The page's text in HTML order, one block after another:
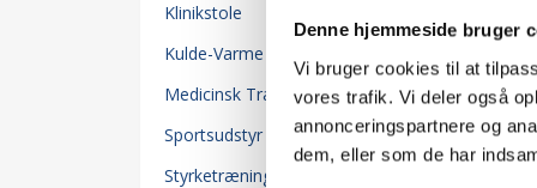
Denne hjemmeside bruger
Vi bruger cookies til at
vores trafik. Vi deler også
annonceringspartnere og
dem, eller som de har
Klinikstole
Kulde-Varme
Medicinsk Trænings Terapi (MTT) 23
Sportsudstyr 32
Styrketræning